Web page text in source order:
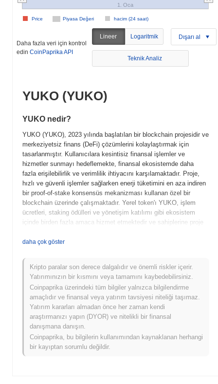
Piyasa Değeri hacim (24 saat)
Price
1. Oca
Daha fazla veri için kontrol
edin CoinPaprika API
Lineer Logaritmik Dışarı al
Teknik Analiz
YUKO (YUKO)
YUKO nedir?
YUKO (YUKO), 2023 yılında başlatılan bir blockchain projesidir ve
merkeziyetsiz finans (DeFi) çözümlerini kolaylaştırmak için
tasarlanmıştır. Kullanıcılara kesintisiz finansal işlemler ve
hizmetler sunmayı hedeflemekte, finansal ekosistemde daha
fazla erişilebilirlik ve verimlilik ihtiyacını karşılamaktadır. Proje,
hızlı ve güvenli işlemler sağlarken enerji tüketimini en aza indiren
bir proof-of-stake konsensüs mekanizması kullanan özel bir
blockchain üzerinde çalışmaktadır. Yerel token'ı YUKO, işlem
ücretleri, staking ödülleri ve yönetişim katılımı gibi ekosistem
içinde birden fazla amaca hizmet etmektedir ve sahiplerine proje
finansal hizmetleri blockchain teknolojisi ile entegre etme
alanında önemli bir oyuncu olarak konumlanmaktadır. Kullanıcı
dostu arayüzlere ve sağlam güvenlik önlemlerine odaklanması,
hem yeni başlayanlar hem de deneyimli kullanıcılar için
çekiciliğini artırmaktadır.
YUKO ne zaman ve nasıl başladı?
YUKO, 2021 Mart ayında kurucu ekip tarafından projenin
vizyonunu ve teknik çerçevesini özetleyen beyaz kitabın
yayımlanmasıyla ortaya çıkmıştır. Proje, 2021 Haziran ayında
testnet'ini başlatarak geliştiricilerin ve erken benimseyenlerin
daha çok göster
Kripto paralar son derece dalgalıdır ve önemli riskler içerir.
Yatırımınızın bir kısmını veya tamamını kaybedebilirsiniz.
Coinpaprika üzerindeki tüm bilgiler yalnızca bilgilendirme
amaçlıdır ve finansal veya yatırım tavsiyesi niteliği taşımaz.
Yatırım kararları almadan önce her zaman kendi
araştırmanızı yapın (DYOR) ve nitelikli bir finansal
danışmana danışın.
Coinpaprika, bu bilgilerin kullanımından kaynaklanan herhangi
bir kayıptan sorumlu değildir.